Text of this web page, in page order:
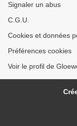
Signaler un abus
C.G.U.
Cookies et données
Préférences cookies
Voir le profil de